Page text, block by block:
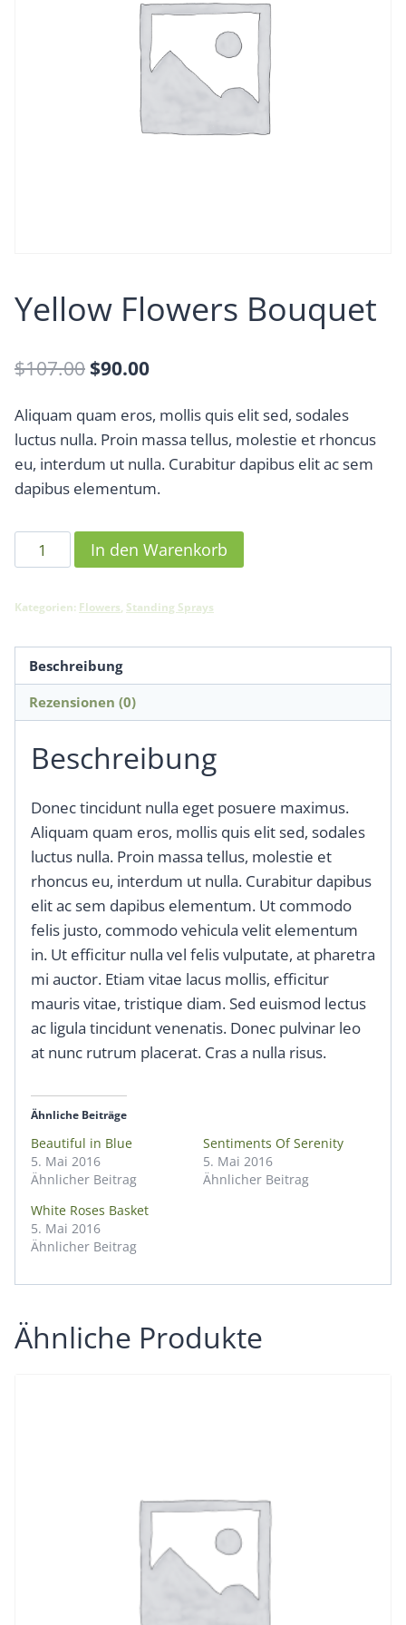
Yellow Flowers Bouquet
$107.00 Ursprünglicher
war:
$107.00
$90.00Aktueller
ist:
$90.00.
Aliquam quam eros, mollis quis elit sed, sodales
luctus nulla. Proin massa tellus, molestie et rhoncus
eu, interdum ut nulla. Curabitur dapibus elit ac sem
dapibus elementum.
Yellow
Flowers
Menge
In den Warenkorb
Kategorien: Flowers, Standing Sprays
Beschreibung
Rezensionen (0)
Beschreibung
Donec tincidunt nulla eget posuere maximus.
Aliquam quam eros, mollis quis elit sed, sodales
luctus nulla. Proin massa tellus, molestie et
rhoncus eu, interdum ut nulla. Curabitur dapibus
elit ac sem dapibus elementum. Ut commodo
felis justo, commodo vehicula velit elementum
in. Ut efficitur nulla vel felis vulputate, at pharetra
mi auctor. Etiam vitae lacus mollis, efficitur
mauris vitae, tristique diam. Sed euismod lectus
ac ligula tincidunt venenatis. Donec pulvinar leo
at nunc rutrum placerat. Cras a nulla risus.
Ähnliche Beiträge
Beautiful in Blue
5. Mai 2016
Ähnlicher Beitrag
Sentiments Of Serenity
5. Mai 2016
Ähnlicher Beitrag
White Roses Basket
5. Mai 2016
Ähnlicher Beitrag
Ähnliche Produkte